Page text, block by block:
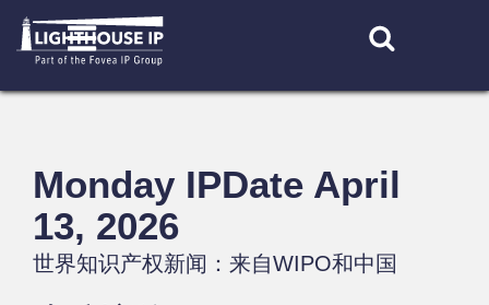
content
Monday IPDate April
13, 2026
世界知识产权新闻：来自WIPO和中国